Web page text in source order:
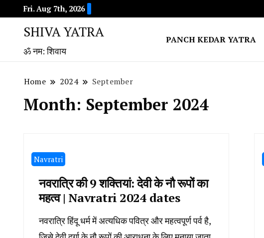
Fri. Aug 7th, 2026
SHIVA YATRA
ॐ नम: शिवाय
PANCH KEDAR YATRA
Home 2024 September
Month: September 2024
Navratri
नवरात्रि की 9 शक्तियां: देवी के नौ रूपों का
महत्व | Navratri 2024 dates
नवरात्रि हिंदू धर्म में अत्यधिक पवित्र और महत्वपूर्ण पर्व है,